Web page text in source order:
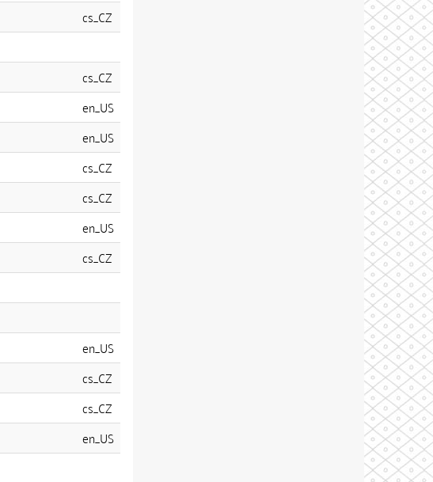
cs_CZ
cs_CZ
en_US
en_US
cs_CZ
cs_CZ
en_US
cs_CZ
en_US
cs_CZ
cs_CZ
en_US